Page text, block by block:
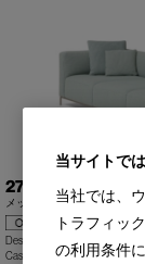
273 MEX-HI
メックス-ハイ アウトドア
Design : PIERO LISSONI
Cassina | Contemporary
当サイトで
当社では、
トラフィッ
の利用条件